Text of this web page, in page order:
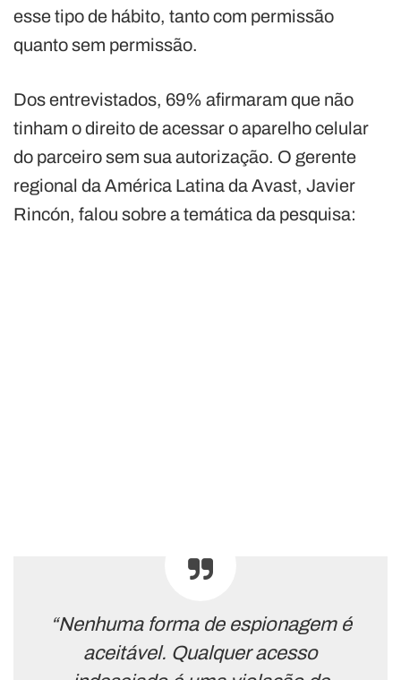
esse tipo de hábito, tanto com permissão
quanto sem permissão.
Dos entrevistados, 69% afirmaram que não
tinham o direito de acessar o aparelho celular
do parceiro sem sua autorização. O gerente
regional da América Latina da Avast, Javier
Rincón, falou sobre a temática da pesquisa:
“Nenhuma forma de espionagem é
aceitável. Qualquer acesso